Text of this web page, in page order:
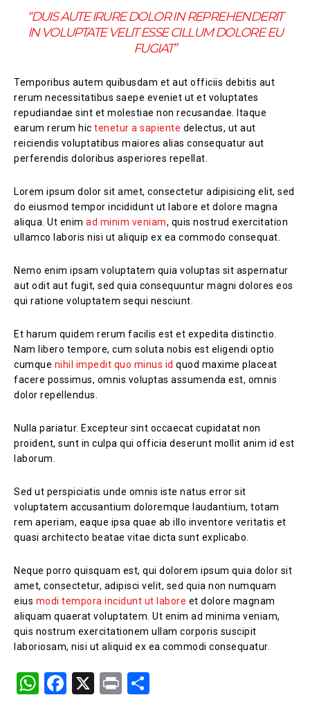
“DUIS AUTE IRURE DOLOR IN REPREHENDERIT
IN VOLUPTATE VELIT ESSE CILLUM DOLORE EU
FUGIAT”
Temporibus autem quibusdam et aut officiis debitis aut
rerum necessitatibus saepe eveniet ut et voluptates
repudiandae sint et molestiae non recusandae. Itaque
earum rerum hic tenetur a sapiente delectus, ut aut
reiciendis voluptatibus maiores alias consequatur aut
perferendis doloribus asperiores repellat.
Lorem ipsum dolor sit amet, consectetur adipisicing elit, sed
do eiusmod tempor incididunt ut labore et dolore magna
aliqua. Ut enim ad minim veniam, quis nostrud exercitation
ullamco laboris nisi ut aliquip ex ea commodo consequat.
Nemo enim ipsam voluptatem quia voluptas sit aspernatur
aut odit aut fugit, sed quia consequuntur magni dolores eos
qui ratione voluptatem sequi nesciunt.
Et harum quidem rerum facilis est et expedita distinctio.
Nam libero tempore, cum soluta nobis est eligendi optio
cumque nihil impedit quo minus id quod maxime placeat
facere possimus, omnis voluptas assumenda est, omnis
dolor repellendus.
Nulla pariatur. Excepteur sint occaecat cupidatat non
proident, sunt in culpa qui officia deserunt mollit anim id est
laborum.
Sed ut perspiciatis unde omnis iste natus error sit
voluptatem accusantium doloremque laudantium, totam
rem aperiam, eaque ipsa quae ab illo inventore veritatis et
quasi architecto beatae vitae dicta sunt explicabo.
Neque porro quisquam est, qui dolorem ipsum quia dolor sit
amet, consectetur, adipisci velit, sed quia non numquam
eius modi tempora incidunt ut labore et dolore magnam
aliquam quaerat voluptatem. Ut enim ad minima veniam,
quis nostrum exercitationem ullam corporis suscipit
laboriosam, nisi ut aliquid ex ea commodi consequatur.
W F
X
Pr